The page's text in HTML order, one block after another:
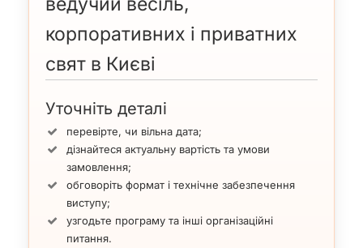
корпоративних і приватних
свят в Києві
Уточніть деталі
перевірте, чи вільна дата;
дізнайтеся актуальну вартість та умови
замовлення;
обговоріть формат і технічне забезпечення
виступу;
узгодьте програму та інші організаційні
питання.